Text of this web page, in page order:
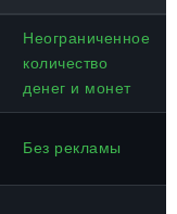
Неограниченное
количество
денег и монет
Без рекламы